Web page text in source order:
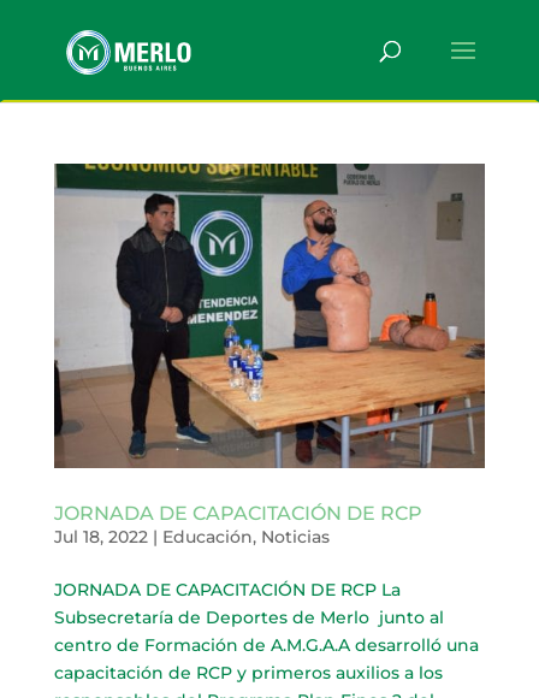
JORNADA DE CAPACITACIÓN DE RCP
Jul 18, 2022| Educación, Noticias
JORNADA DE CAPACITACIÓN DE RCP La
Subsecretaría de Deportes de Merlo junto al
centro de Formación de A.M.G.A.A desarrolló una
capacitación de RCP y primeros auxilios a los